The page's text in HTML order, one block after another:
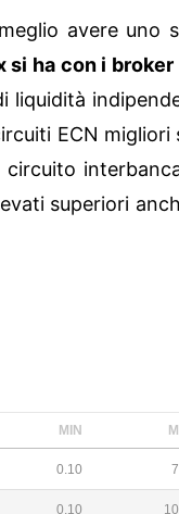
avere uno
ha con i broker
liquidità
ECN migliori
superiori